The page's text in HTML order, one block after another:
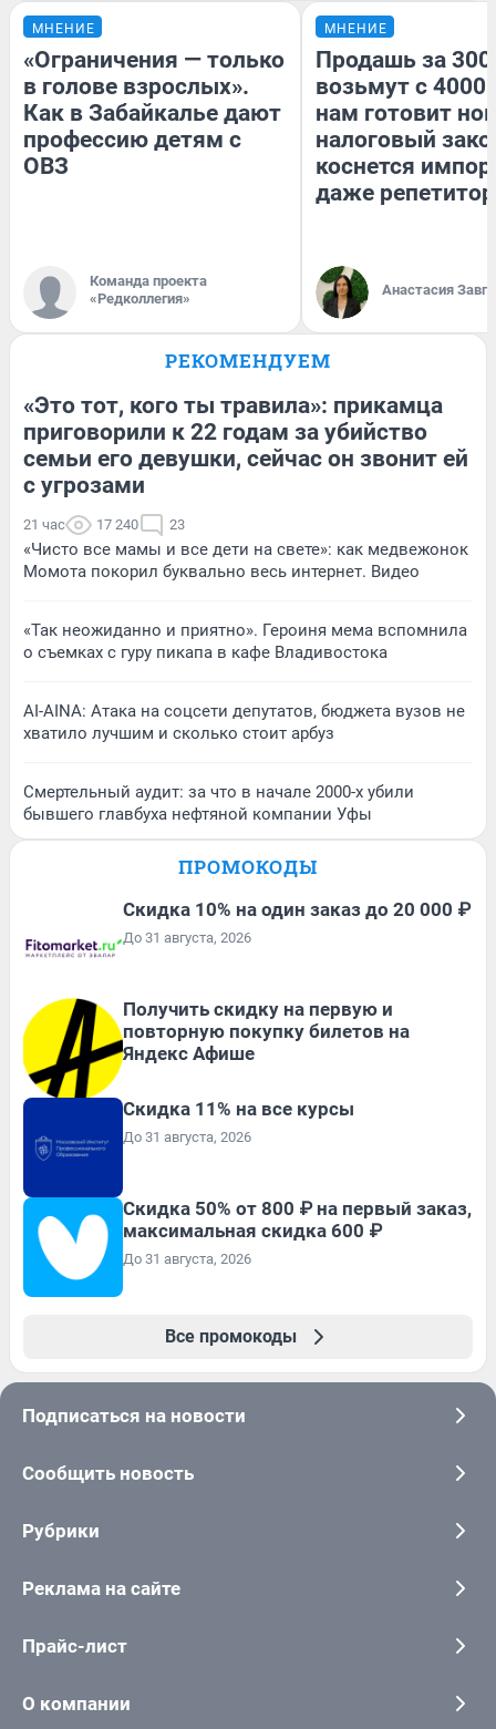
МНЕНИЕ
«Ограничения — только
в голове взрослых».
Как в Забайкалье дают
профессию детям с
ОВЗ
Команда проекта
«Редколлегия»
МНЕНИЕ
Продашь за
возьмут с
нам готовит
налоговый
коснется
даже
Анастасия
РЕКОМЕНДУЕМ
«Это тот, кого ты травила»: прикамца
приговорили к 22 годам за убийство
семьи его девушки, сейчас он звонит ей
с угрозами
21 час 17 240 23
«Чисто все мамы и все дети на свете»: как медвежонок
Момота покорил буквально весь интернет. Видео
«Так неожиданно и приятно». Героиня мема вспомнила
о съемках с гуру пикапа в кафе Владивостока
AI-AINA: Атака на соцсети депутатов, бюджета вузов не
хватило лучшим и сколько стоит арбуз
Смертельный аудит: за что в начале 2000-х убили
бывшего главбуха нефтяной компании Уфы
ПРОМОКОДЫ
Скидка 10% на один заказ до 20 000 ₽
До 31 августа, 2026
Получить скидку на первую и
повторную покупку билетов на
Яндекс Афише
Скидка 11% на все курсы
До 31 августа, 2026
Скидка 50% от 800 ₽ на первый заказ,
максимальная скидка 600 ₽
До 31 августа, 2026
Все промокоды
Подписаться на новости
Сообщить новость
Рубрики
Реклама на сайте
Прайс-лист
О компании